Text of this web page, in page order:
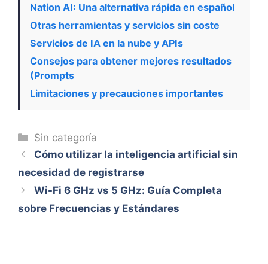
Nation AI: Una alternativa rápida en español
Otras herramientas y servicios sin coste
Servicios de IA en la nube y APIs
Consejos para obtener mejores resultados
(Prompts
Limitaciones y precauciones importantes
Categorías
Sin categoría
Cómo utilizar la inteligencia artificial sin
necesidad de registrarse
Wi-Fi 6 GHz vs 5 GHz: Guía Completa
sobre Frecuencias y Estándares